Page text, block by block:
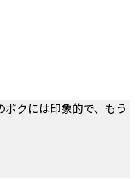
クには印象的で、もう